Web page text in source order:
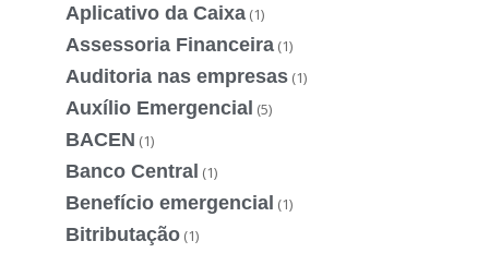
Aplicativo da Caixa (1)
Assessoria Financeira (1)
Auditoria nas empresas (1)
Auxílio Emergencial (5)
BACEN (1)
Banco Central (1)
Benefício emergencial (1)
Bitributação (1)